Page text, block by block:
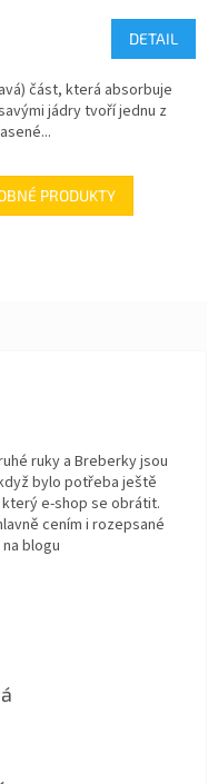
DETAIL
část, která absorbuje
jádry tvoří jednu z
PRODUKTY
5 hvězdiček.
ruky a Breberky jsou
bylo potřeba ještě
e-shop se obrátit.
cením i rozepsané
blogu
5 hvězdiček.
5 hvězdiček.